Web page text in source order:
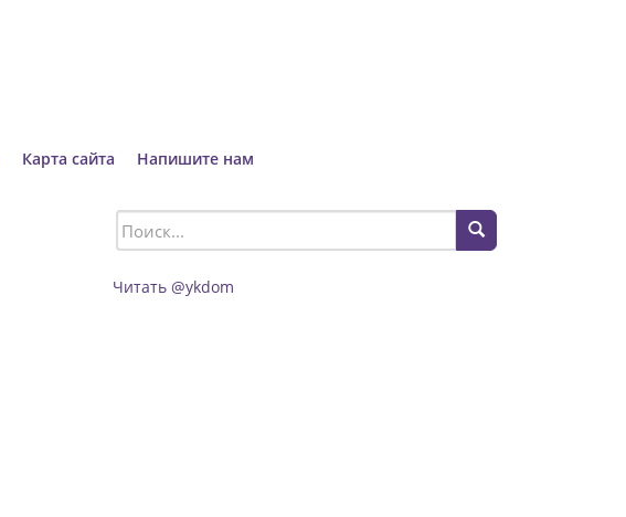
Карта сайта Напишите нам
Читать @ykdom